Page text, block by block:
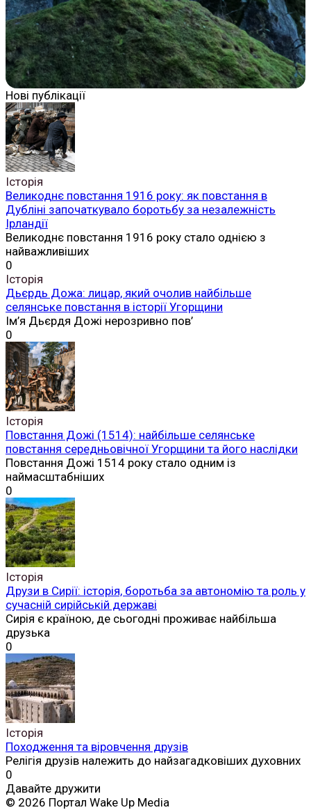
Нові публікації
Історія
Великоднє повстання 1916 року: як повстання в
Дубліні започаткувало боротьбу за незалежність
Ірландії
Великоднє повстання 1916 року стало однією з
найважливіших
0
Історія
Дьєрдь Дожа: лицар, який очолив найбільше
селянське повстання в історії Угорщини
Ім’я Дьєрдя Дожі нерозривно пов’
0
Історія
Повстання Дожі (1514): найбільше селянське
повстання середньовічної Угорщини та його наслідки
Повстання Дожі 1514 року стало одним із
наймасштабніших
0
Історія
Друзи в Сирії: історія, боротьба за автономію та роль у
сучасній сирійській державі
Сирія є країною, де сьогодні проживає найбільша
друзька
0
Історія
Походження та віровчення друзів
Релігія друзів належить до найзагадковіших духовних
0
Давайте дружити
© 2026 Портал Wake Up Media